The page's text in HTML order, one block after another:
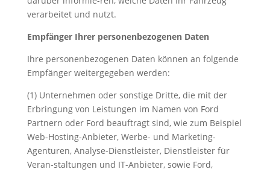
verarbeitet und nutzt.
Empfänger Ihrer personenbezogenen Daten
Ihre personenbezogenen Daten können an folgende
Empfänger weitergegeben werden:
(1) Unternehmen oder sonstige Dritte, die mit der
Erbringung von Leistungen im Namen von Ford
Partnern oder Ford beauftragt sind, wie zum Beispiel
Web-Hosting-Anbieter, Werbe- und Marketing-
Agenturen, Analyse-Dienstleister, Dienstleister für
Veran-staltungen und IT-Anbieter, sowie Ford,